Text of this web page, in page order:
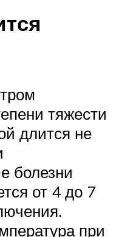
тяжести
длится не
болезни
от 4 до 7
при